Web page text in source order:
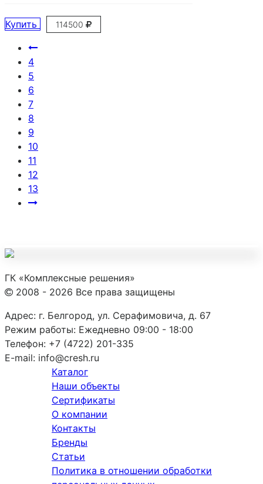
Купить 114500
4
5
6
7
8
9
10
11
12
13
ГК «Комплексные решения»
2008 - 2026 Все права защищены
Адрес: г. Белгород, ул. Серафимовича, д. 67
Режим работы: Ежедневно 09:00 - 18:00
Телефон: +7 (4722) 201-335
E-mail: info@cresh.ru
Каталог
Наши объекты
Сертификаты
О компании
Контакты
Бренды
Статьи
Политика в отношении обработки